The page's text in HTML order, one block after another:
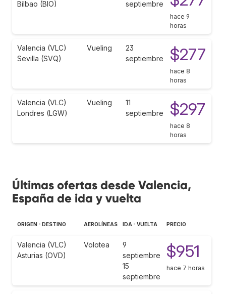
Bilbao (BIO) septiembre
hace 9
horas
Valencia (VLC)
Sevilla (SVQ)
Vueling
23
septiembre
$277
hace 8
horas
Valencia (VLC)
Londres (LGW)
Vueling
11
septiembre
$297
hace 8
horas
Últimas ofertas desde Valencia,
España de ida y vuelta
ORIGEN - DESTINO AEROLÍNEAS IDA - VUELTA PRECIO
Valencia (VLC)
Asturias (OVD)
Volotea
9
septiembre
15
septiembre
$951
hace 7 horas